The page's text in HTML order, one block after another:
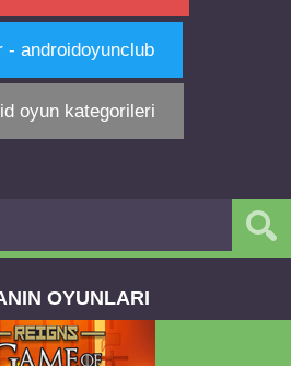
- androidoyunclub
oyun kategorileri
OYUNLARI